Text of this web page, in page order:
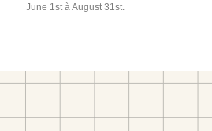
June 1st à August 31st.